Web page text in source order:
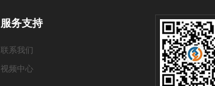
服务支持
联系我们
视频中心